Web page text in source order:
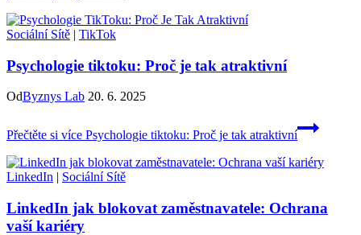
Sociální Sítě | TikTok
Psychologie tiktoku: Proč je tak atraktivní
OdByznys Lab 20. 6. 2025
Přečtěte si více Psychologie tiktoku: Proč je tak atraktivní
LinkedIn | Sociální Sítě
LinkedIn jak blokovat zaměstnavatele: Ochrana
vaší kariéry